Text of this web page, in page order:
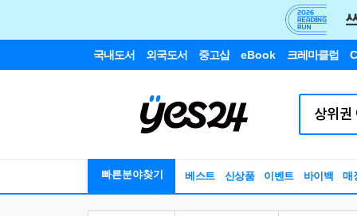
국내도서 외국도서 중고샵 eBook 크레마클럽
빠른분야찾기 베스트 신상품 이벤트 바이백 매